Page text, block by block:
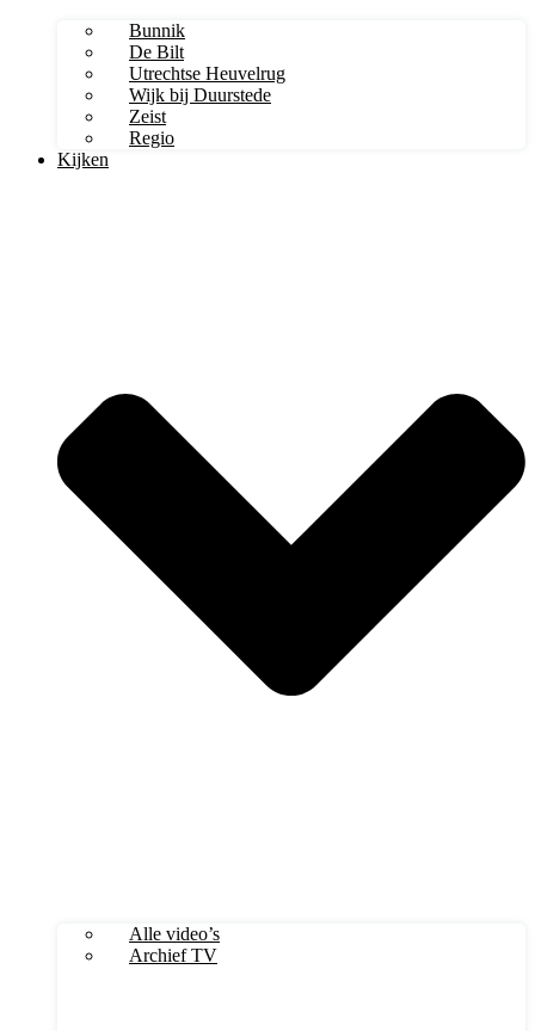
Bunnik
De Bilt
Utrechtse Heuvelrug
Wijk bij Duurstede
Zeist
Regio
Kijken
Alle video’s
Archief TV